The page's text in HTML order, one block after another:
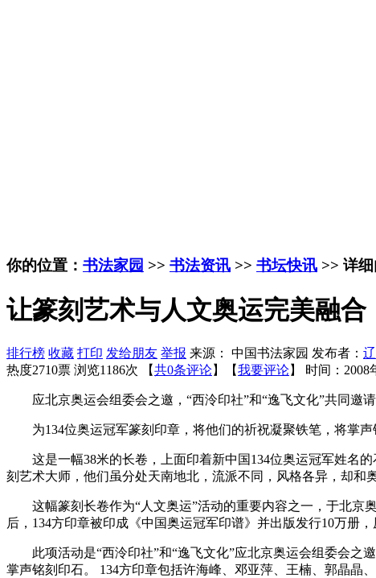
你的位置： 书法家园 >> 书法资讯 >> 书坛快讯 >> 详
让篆刻艺术与人文奥运完美融合
排行榜 收藏 打印 发给朋友 举报 来源： 中国书法家园 发布者：
热度2710票 浏览1186次 【共0条评论】【我要评论】 时间：2008
应北京奥运会组委会之邀，“西泠印社”和“逸飞文化”共同邀
为134位奥运冠军篆刻印章，将他们的祈祝凝聚铁笔，将掌声
这是一幅38米的长卷，上面印着新中国134位奥运冠军姓名的
刻艺术大师，他们虽分处天南地北，流派不同，风格各异，却和
这幅篆刻长卷作为“人文奥运”活动的重要内容之一，于北京奥
后，134方印章被印成《中国奥运冠军印谱》并出版发行10万册
此项活动是“西泠印社”和“逸飞文化”应北京奥运会组委会之邀
掌声铭刻印石。 134方印章包括许海峰、邓亚萍、王楠、郭晶晶